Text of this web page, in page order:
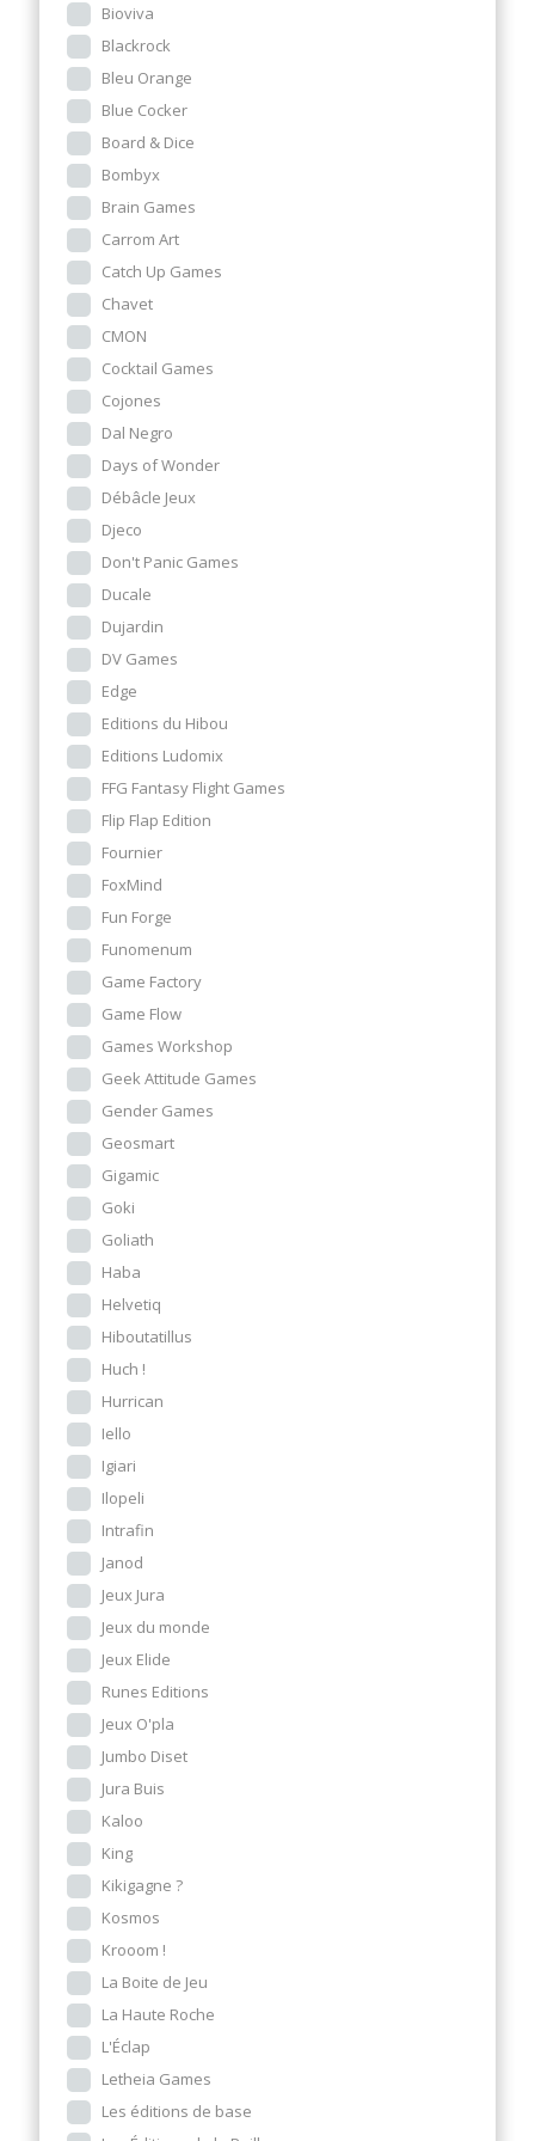
Bioviva
Blackrock
Bleu Orange
Blue Cocker
Board & Dice
Bombyx
Brain Games
Carrom Art
Catch Up Games
Chavet
CMON
Cocktail Games
Cojones
Dal Negro
Days of Wonder
Débâcle Jeux
Djeco
Don't Panic Games
Ducale
Dujardin
DV Games
Edge
Editions du Hibou
Editions Ludomix
FFG Fantasy Flight Games
Flip Flap Edition
Fournier
FoxMind
Fun Forge
Funomenum
Game Factory
Game Flow
Games Workshop
Geek Attitude Games
Gender Games
Geosmart
Gigamic
Goki
Goliath
Haba
Helvetiq
Hiboutatillus
Huch !
Hurrican
Iello
Igiari
Ilopeli
Intrafin
Janod
Jeux Jura
Jeux du monde
Jeux Elide
Runes Editions
Jeux O'pla
Jumbo Diset
Jura Buis
Kaloo
King
Kikigagne ?
Kosmos
Krooom !
La Boite de Jeu
La Haute Roche
L'Éclap
Letheia Games
Les éditions de base